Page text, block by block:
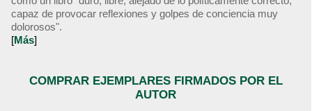
capaz de provocar reflexiones y golpes de conciencia muy
dolorosos".
[Más]
COMPRAR EJEMPLARES FIRMADOS POR EL
AUTOR